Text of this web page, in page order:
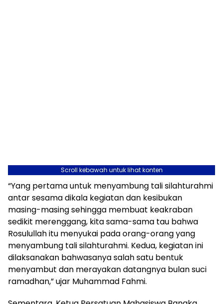
Scroll kebawah untuk lihat konten
“Yang pertama untuk menyambung tali silahturahmi
antar sesama dikala kegiatan dan kesibukan
masing-masing sehingga membuat keakraban
sedikit merenggang, kita sama-sama tau bahwa
Rosulullah itu menyukai pada orang-orang yang
menyambung tali silahturahmi. Kedua, kegiatan ini
dilaksanakan bahwasanya salah satu bentuk
menyambut dan merayakan datangnya bulan suci
ramadhan,” ujar Muhammad Fahmi.